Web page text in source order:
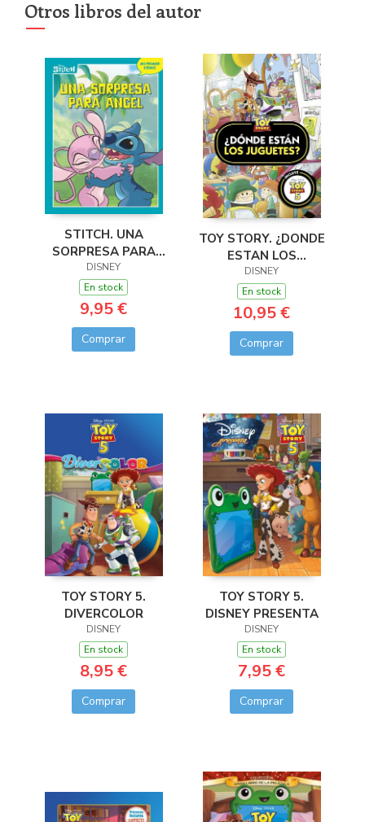
Otros libros del autor
STITCH. UNA
SORPRESA PARA
ANGEL
DISNEY
En stock
9,95 €
Comprar
TOY STORY. ¿DONDE
ESTAN LOS
JUGUETES?
DISNEY
En stock
10,95 €
Comprar
TOY STORY 5.
DIVERCOLOR
DISNEY
En stock
8,95 €
Comprar
TOY STORY 5.
DISNEY PRESENTA
DISNEY
En stock
7,95 €
Comprar